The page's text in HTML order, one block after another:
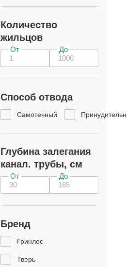
Количество
жильцов
От До
Способ отвода
Самотечный
Глубина залегания
канал. трубы, см
От До
Бренд
Гринлос
Тверь